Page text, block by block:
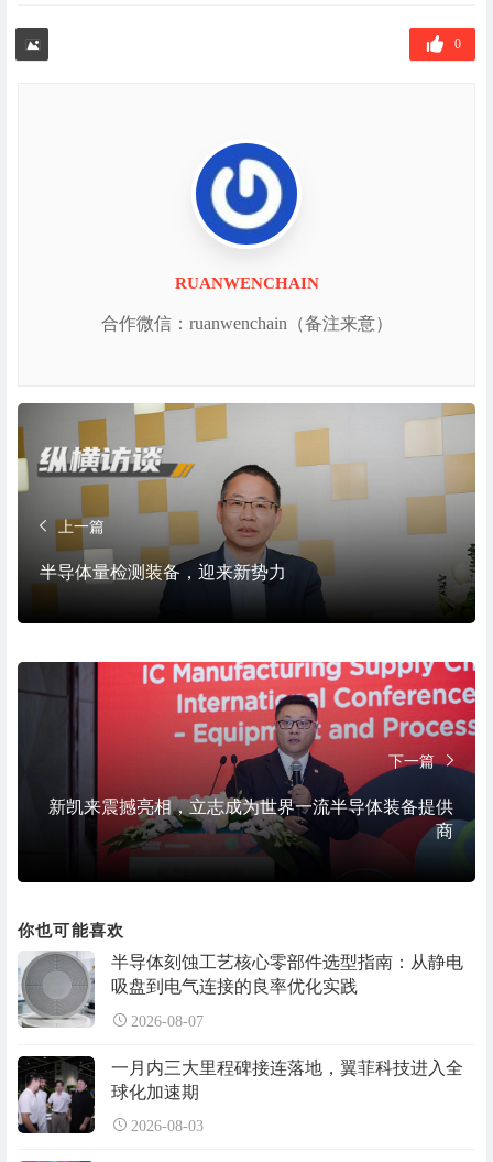
0
RUANWENCHAIN
合作微信：ruanwenchain（备注来意）
上一篇
半导体量检测装备，迎来新势力
下一篇
新凯来震撼亮相，立志成为世界一流半导体装备提供
商
你也可能喜欢
半导体刻蚀工艺核心零部件选型指南：从静电
吸盘到电气连接的良率优化实践
2026-08-07
一月内三大里程碑接连落地，翼菲科技进入全
球化加速期
2026-08-03